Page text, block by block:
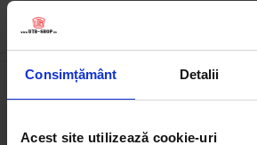
Consimțământ Detalii
Acest site utilizează cookie-uri
Cumpărate frecvent împreună